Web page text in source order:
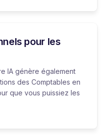
pour les
IA génère également
des Comptables en
que vous puissiez les